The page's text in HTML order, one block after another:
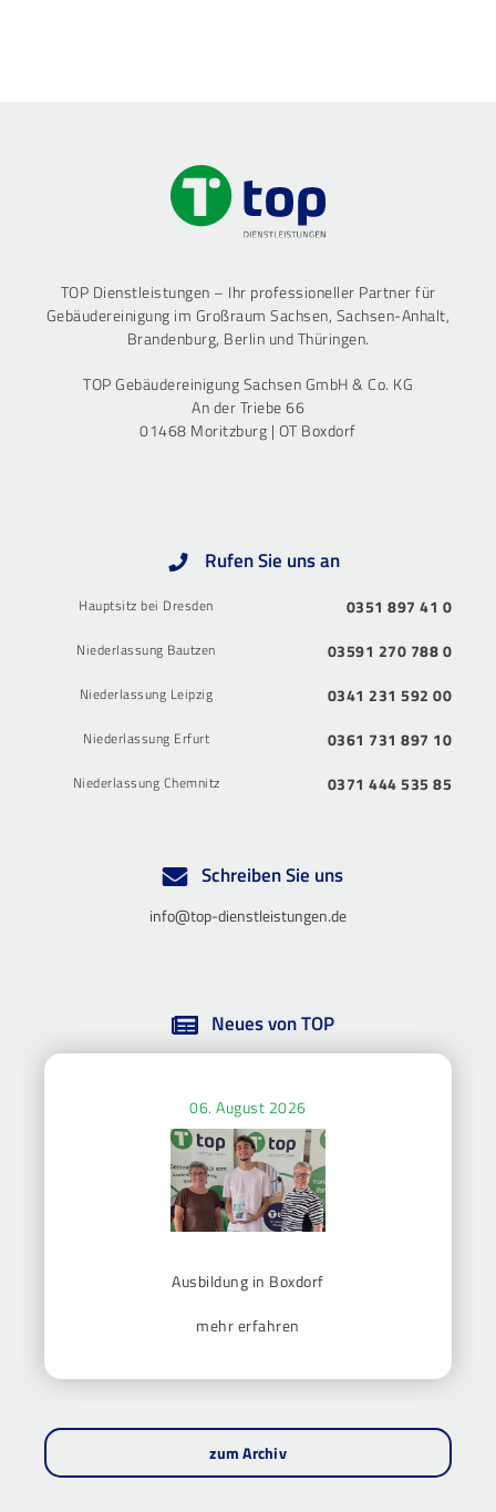
TOP Dienstleistungen – Ihr professioneller Partner für
Gebäudereinigung im Großraum Sachsen, Sachsen-Anhalt,
Brandenburg, Berlin und Thüringen.
TOP Gebäudereinigung Sachsen GmbH & Co. KG
An der Triebe 66
01468 Moritzburg | OT Boxdorf
Rufen Sie uns an
Hauptsitz bei Dresden 0351 897 41 0
Niederlassung Bautzen 03591 270 788 0
Niederlassung Leipzig 0341 231 592 00
Niederlassung Erfurt 0361 731 897 10
Niederlassung Chemnitz 0371 444 535 85
Schreiben Sie uns
info@top-dienstleistungen.de
Neues von TOP
06. August 2026
Ausbildung in Boxdorf
mehr erfahren
zum Archiv